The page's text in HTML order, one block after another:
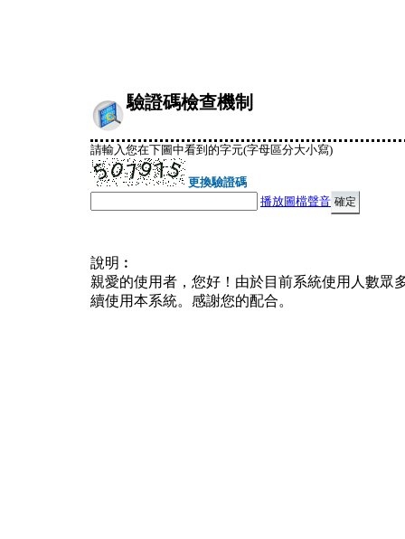
驗證碼檢查機制
請輸入您在下圖中看到的字元(字母區分大小寫)
更換驗證碼
播放圖檔聲音
說明︰
親愛的使用者，您好！由於目前系統使用人數眾
續使用本系統。感謝您的配合。